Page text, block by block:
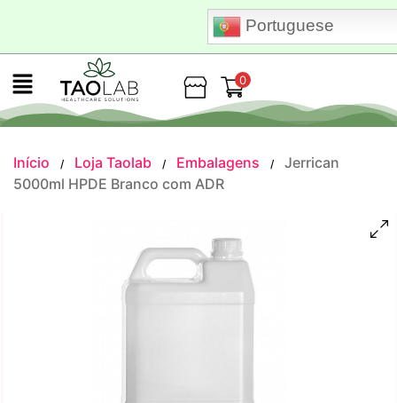
Portuguese
Loja
0
Início / Loja Taolab / Embalagens /
Jerrican
5000ml HPDE Branco com ADR